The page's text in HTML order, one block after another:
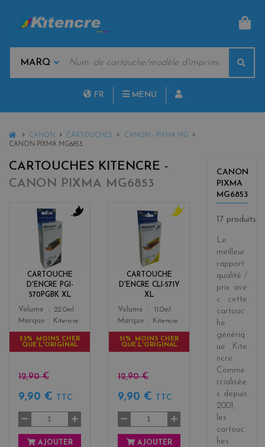
MARQUES
CLÉS
FR MENU
HOMECANON CARTOUCHES
CANON - PIXMA MG
CANON PIXMA MG6853
CARTOUCHES KITENCRE -
CANON PIXMA MG6853
CARTOUCHE
D'ENCRE PGI-
570PGBK XL
Color
k
Volume
22.0ml
Marque
Kitencre
53% MOINS CHER
QUE L'ORIGINAL
12,90 €
9,90 € TTC
AJOUTER
CARTOUCHE
D'ENCRE CLI-571Y
XL
Color
o
w
Volume
11.0ml
Marque
Kitencre
51% MOINS CHER
QUE L'ORIGINAL
12,90 €
9,90 € TTC
AJOUTER
CANON
PIXMA
MG6853
17 produits
Le
meilleur
rapport
qualité /
prix ave
c cette
cartouc
he
génériq
ue
Kite
ncre.
Comme
rcialisée
s depuis
2001 ,
les
cartouc
hes